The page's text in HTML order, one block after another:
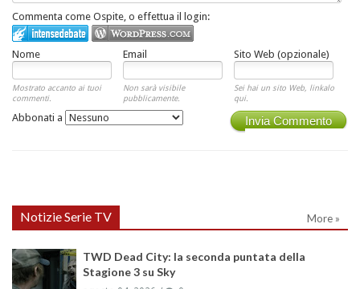
Commenta come Ospite, o effettua il login:
Nome Email Sito Web (opzionale)
Mostrato accanto ai tuoi
commenti.
Non sarà visibile
pubblicamente.
Sei hai un sito Web, linkalo
qui.
Invia Commento
Abbonati a
Notizie Serie TV More »
TWD Dead City: la seconda puntata della
Stagione 3 su Sky